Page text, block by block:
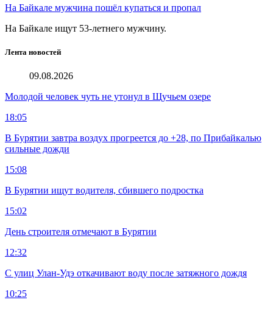
На Байкале мужчина пошёл купаться и пропал
На Байкале ищут 53-летнего мужчину.
Лента новостей
09.08.2026
Молодой человек чуть не утонул в Щучьем озере
18:05
В Бурятии завтра воздух прогреется до +28, по Прибайкалью
сильные дожди
15:08
В Бурятии ищут водителя, сбившего подростка
15:02
День строителя отмечают в Бурятии
12:32
С улиц Улан-Удэ откачивают воду после затяжного дождя
10:25